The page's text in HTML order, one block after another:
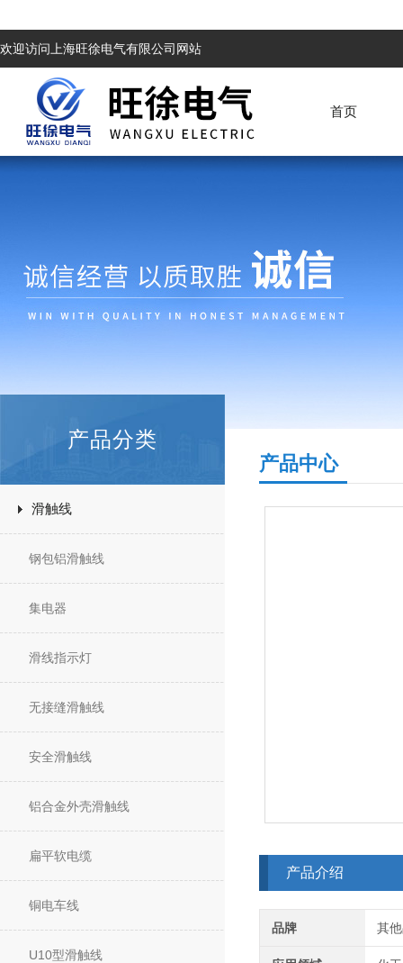
欢迎访问上海旺徐电气有限公司网站
首页
产品分类
滑触线
钢包铝滑触线
集电器
滑线指示灯
无接缝滑触线
安全滑触线
铝合金外壳滑触线
扁平软电缆
铜电车线
U10型滑触线
产品中心
产品介绍
品牌 其